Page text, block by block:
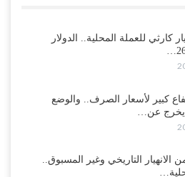
كارثي للعملة المحلية.. الدولار
كبير لأسعار الصرف.. والوضع
يخرج عن…
التاريخي وغير المسبوق..